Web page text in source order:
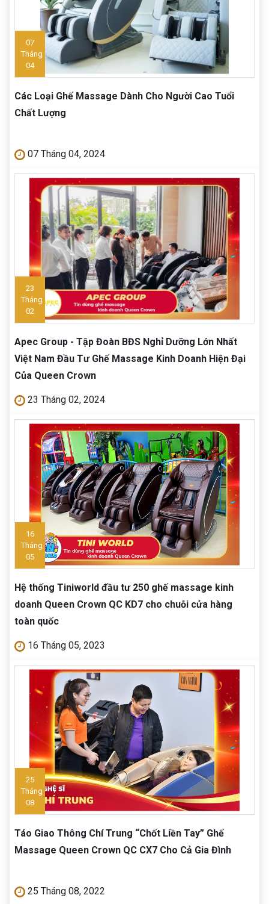
07
Tháng
04
Các Loại Ghế Massage Dành Cho Người Cao Tuổi
Chất Lượng
07 Tháng 04, 2024
23
Tháng
02
Apec Group - Tập Đoàn BĐS Nghỉ Dưỡng Lớn Nhất
Việt Nam Đầu Tư Ghế Massage Kinh Doanh Hiện Đại
Của Queen Crown
23 Tháng 02, 2024
16
Tháng
05
Hệ thống Tiniworld đầu tư 250 ghế massage kinh
doanh Queen Crown QC KD7 cho chuỗi cửa hàng
toàn quốc
16 Tháng 05, 2023
25
Tháng
08
Táo Giao Thông Chí Trung “Chốt Liền Tay” Ghế
Massage Queen Crown QC CX7 Cho Cả Gia Đình
25 Tháng 08, 2022